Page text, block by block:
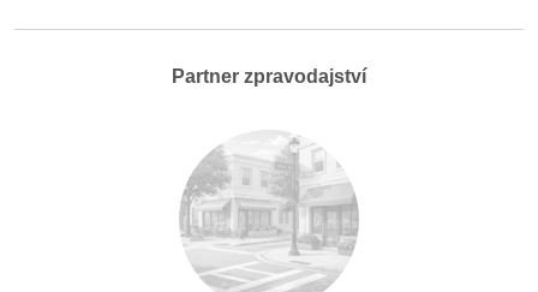
Partner zpravodajství